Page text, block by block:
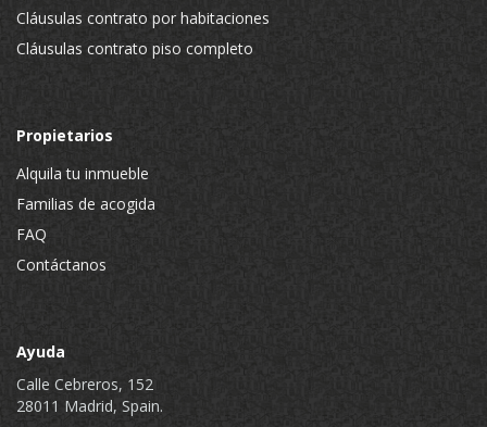
Cláusulas contrato por habitaciones
Cláusulas contrato piso completo
Propietarios
Alquila tu inmueble
Familias de acogida
FAQ
Contáctanos
Ayuda
Calle Cebreros, 152
28011 Madrid, Spain.